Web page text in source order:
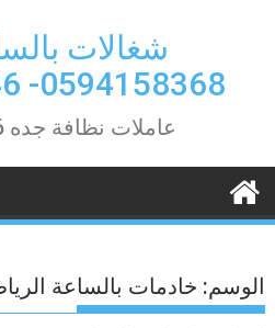
شغالات
0594158368- 0581440346
عاملات نظافة جده 0581440346
الوسم: خادمات بالساعة